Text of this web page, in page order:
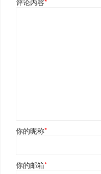
你的昵称*
你的邮箱*